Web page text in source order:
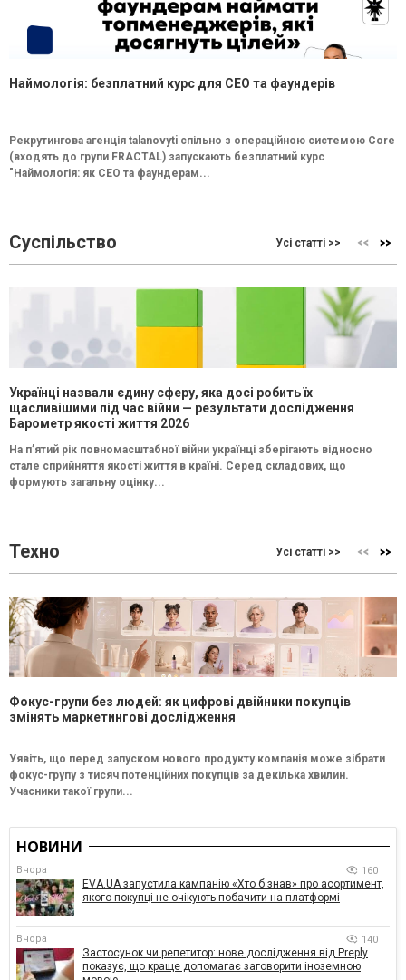
Наймологія: безплатний курс для CEO та фаундерів
Рекрутингова агенція talanovyti спільно з операційною системою Core
(входять до групи FRACTAL) запускають безплатний курс
"Наймологія: як СEO та фаундерам...
Суспільство Усі статті >>
Українці назвали єдину сферу, яка досі робить їх
щасливішими під час війни — результати дослідження
Барометр якості життя 2026
На п’ятий рік повномасштабної війни українці зберігають відносно
стале сприйняття якості життя в країні. Серед складових, що
формують загальну оцінку...
Техно Усі статті >>
Фокус-групи без людей: як цифрові двійники покупців
змінять маркетингові дослідження
Уявіть, що перед запуском нового продукту компанія може зібрати
фокус-групу з тисяч потенційних покупців за декілька хвилин.
Учасники такої групи...
НОВИНИ
Вчора 160
EVA.UA запустила кампанію «Хто б знав» про асортимент,
якого покупці не очікують побачити на платформі
Вчора 140
Застосунок чи репетитор: нове дослідження від Preply
показує, що краще допомагає заговорити іноземною